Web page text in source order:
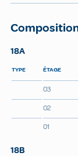
18A
TYPE ÉTAGE
03
02
01
18B